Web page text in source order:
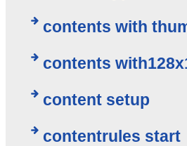
contents with
contents
content setup
contentrules start